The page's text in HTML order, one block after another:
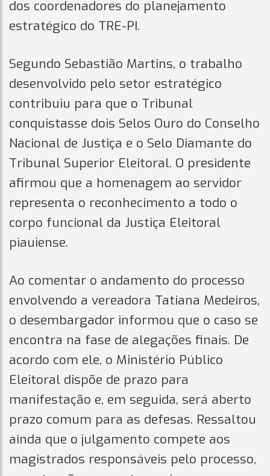
dos coordenadores do planejamento
estratégico do TRE-PI.
Segundo Sebastião Martins, o trabalho
desenvolvido pelo setor estratégico
contribuiu para que o Tribunal
conquistasse dois Selos Ouro do Conselho
Nacional de Justiça e o Selo Diamante do
Tribunal Superior Eleitoral. O presidente
afirmou que a homenagem ao servidor
representa o reconhecimento a todo o
corpo funcional da Justiça Eleitoral
piauiense.
Ao comentar o andamento do processo
envolvendo a vereadora Tatiana Medeiros,
o desembargador informou que o caso se
encontra na fase de alegações finais. De
acordo com ele, o Ministério Público
Eleitoral dispõe de prazo para
manifestação e, em seguida, será aberto
prazo comum para as defesas. Ressaltou
ainda que o julgamento compete aos
magistrados responsáveis pelo processo,